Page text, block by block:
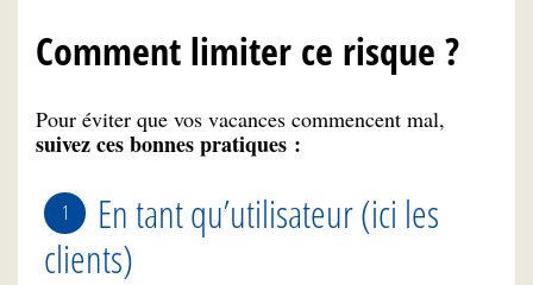
Comment limiter ce risque ?
Pour éviter que vos vacances commencent mal,
suivez ces bonnes pratiques :
En tant qu’utilisateur (ici les
clients)